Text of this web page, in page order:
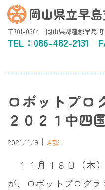
岡山県立早
〒701-0304 岡山県都窪郡早島町
TEL： 086-482-2131
ロボットプロ
２０２１中四
2021.11.19 ｜ A部
１１月１８日（木
が、ロボットプログ